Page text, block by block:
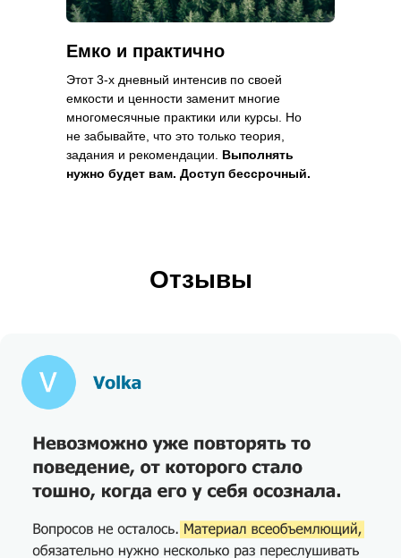
Емко и практично
Этот 3-х дневный интенсив по своей
емкости и ценности заменит многие
многомесячные практики или курсы. Но
не забывайте, что это только теория,
задания и рекомендации. Выполнять
нужно будет вам. Доступ бессрочный.
Отзывы